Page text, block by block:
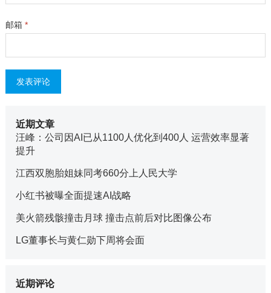
邮箱 *
近期文章
汪峰：公司因AI已从1100人优化到400人 运营效率显著
提升
江西双胞胎姐妹同考660分上人民大学
小红书被曝全面提速AI战略
美火箭残骸撞击月球 撞击点前后对比图像公布
LG董事长与黄仁勋下周将会面
近期评论